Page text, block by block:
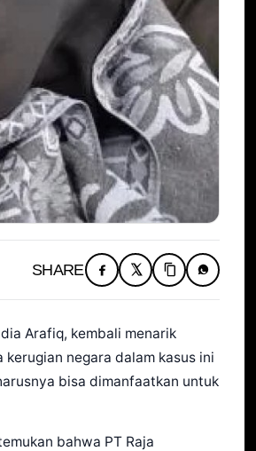
SHARE
Arafiq, kembali menarik
negara dalam kasus ini
bisa dimanfaatkan untuk
bahwa PT Raja